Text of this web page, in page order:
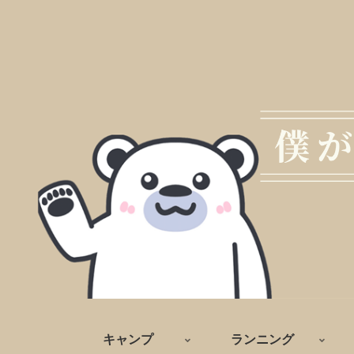
キャンプ ランニング